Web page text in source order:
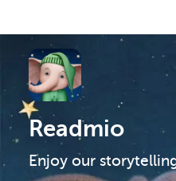
Readmio
Enjoy our